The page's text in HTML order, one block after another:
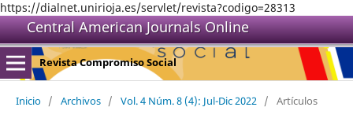
https://dialnet.unirioja.es/servlet/revista?codigo=28313
Central American Journals Online
Revista Compromiso Social
Inicio / Archivos / Vol. 4 Núm. 8 (4): Jul-Dic 2022 / Artículos